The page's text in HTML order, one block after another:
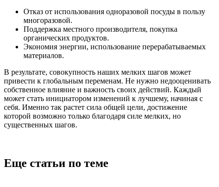
Отказ от использования одноразовой посуды в пользу
многоразовой.
Поддержка местного производителя, покупка
органических продуктов.
Экономия энергии, использование перерабатываемых
материалов.
В результате, совокупность наших мелких шагов может
привести к глобальным переменам. Не нужно недооценивать
собственное влияние и важность своих действий. Каждый
может стать инициатором изменений к лучшему, начиная с
себя. Именно так растет сила общей цели, достижение
которой возможно только благодаря силе мелких, но
существенных шагов.
Еще статьи по теме